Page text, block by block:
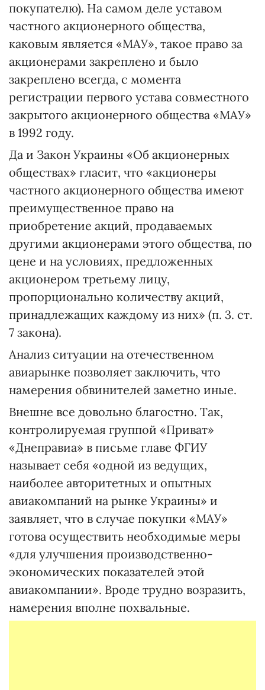
покупателю). На самом деле уставом
частного акционерного общества,
каковым является «МАУ», такое право за
акционерами закреплено и было
закреплено всегда, с момента
регистрации первого устава совместного
закрытого акционерного общества «МАУ»
в 1992 году.
Да и Закон Украины «Об акционерных
обществах» гласит, что «акционеры
частного акционерного общества имеют
преимущественное право на
приобретение акций, продаваемых
другими акционерами этого общества, по
цене и на условиях, предложенных
акционером третьему лицу,
пропорционально количеству акций,
принадлежащих каждому из них» (п. 3. ст.
7 закона).
Анализ ситуации на отечественном
авиарынке позволяет заключить, что
намерения обвинителей заметно иные.
Внешне все довольно благостно. Так,
контролируемая группой «Приват»
«Днеправиа» в письме главе ФГИУ
называет себя «одной из ведущих,
наиболее авторитетных и опытных
авиакомпаний на рынке Украины» и
заявляет, что в случае покупки «МАУ»
готова осуществить необходимые меры
«для улучшения производственно-
экономических показателей этой
авиакомпании». Вроде трудно возразить,
намерения вполне похвальные.